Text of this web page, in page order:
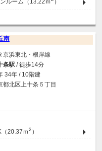
ーム（13.22ｍ ）
南
京浜東北・根岸線
条駅 / 徒歩14分
34年 / 10階建
都北区上十条５丁目
20.37ｍ2 ）